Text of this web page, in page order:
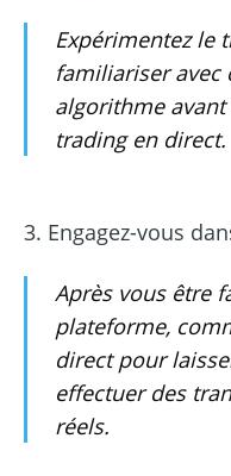
Expérimentez le
familiariser avec
algorithme
trading en direct.
3. Engagez-vous
Après vous être
plateforme,
direct pour
effectuer des
réels.